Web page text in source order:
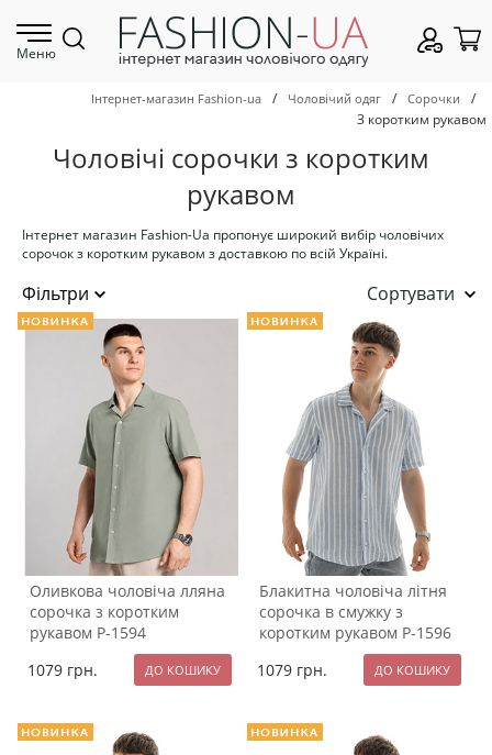
Меню
Інтернет-магазин Fashion-ua / Чоловічий одяг / Сорочки
/
З коротким рукавом
Чоловічі сорочки з коротким
рукавом
Інтернет магазин Fashion-Ua пропонує широкий вибір чоловічих
сорочок з коротким рукавом з доставкою по всій Україні.
Сортувати
Оливкова чоловіча лляна
сорочка з коротким
рукавом Р-1594
1079 грн.
Блакитна чоловіча літня
сорочка в смужку з
коротким рукавом Р-1596
1079 грн.